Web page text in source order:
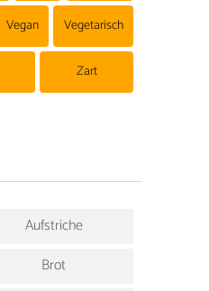
Vegan Vegetarisch
Zart
Aufstriche
Brot